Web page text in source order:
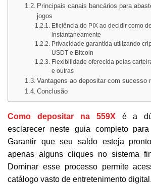
Principais canais bancários para
jogos
Eficiência do PIX ao decidir como
instantaneamente
Privacidade garantida utilizando
USDT e Bitcoin
Flexibilidade oferecida pelas
e outras
Vantagens ao depositar com sucesso
Conclusão
Como depositar na 559X é a
esclarecer neste guia completo
Garantir que seu saldo esteja
apenas alguns cliques no sistema
Dominar esse processo permite
catálogo vasto de entretenimento digital.